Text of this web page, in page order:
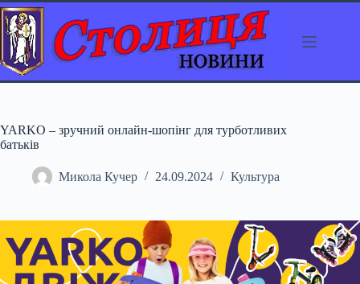
Перейти
до
вмісту
YARKO – зручний онлайн-шопінг для турботливих
батьків
Микола Кучер 24.09.2024 Культура